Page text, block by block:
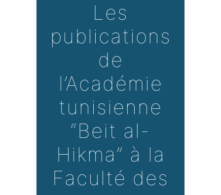
Les
publications
de
l’Académie
tunisienne
“Beit al-
Hikma” à la
Faculté des